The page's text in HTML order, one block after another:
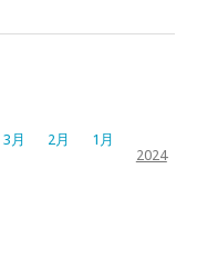
3月 2月
1月
2024